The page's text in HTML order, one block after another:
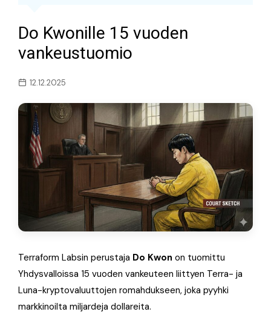
Do Kwonille 15 vuoden
vankeustuomio
12.12.2025
Terraform Labsin perustaja Do Kwon on tuomittu
Yhdysvalloissa 15 vuoden vankeuteen liittyen Terra- ja
Luna-kryptovaluuttojen romahdukseen, joka pyyhki
markkinoilta miljardeja dollareita.